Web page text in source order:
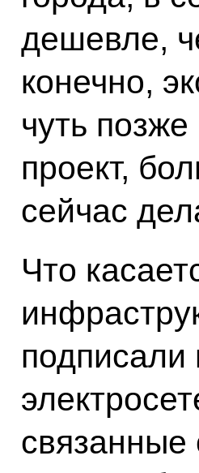
дешевле,
конечно,
чуть
проект,
сейчас
Что
подписали
связанные